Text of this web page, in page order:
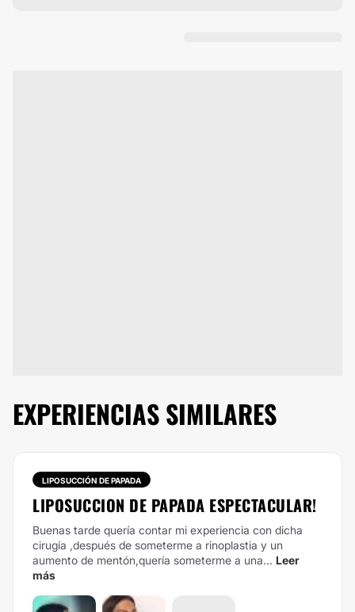
EXPERIENCIAS SIMILARES
LIPOSUCCIÓN DE PAPADA
LIPOSUCCION DE PAPADA ESPECTACULAR!
Buenas tarde quería contar mi experiencia con dicha
cirugía ,después de someterme a rinoplastia y un
aumento de mentón,quería someterme a una... Leer
más